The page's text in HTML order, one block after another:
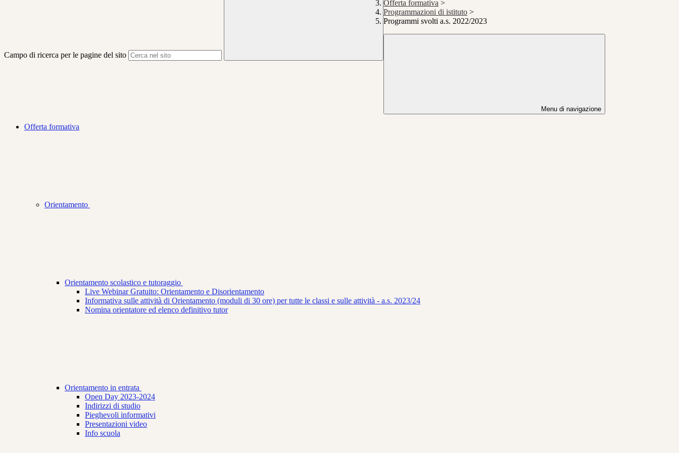
Campo di ricerca per le pagine del sito
Offerta formativa >
Programmazioni di istituto >
Programmi svolti a.s. 2022/2023
Menu di navigazione
Offerta formativa
Orientamento
Orientamento scolastico e tutoraggio
Live Webinar Gratuito: Orientamento e Disorientamento
Informativa sulle attività di Orientamento (moduli di 30 ore) per tutte le classi e sulle attività - a.s. 2023/24
Nomina orientatore ed elenco definitivo tutor
Orientamento in entrata
Open Day 2023-2024
Indirizzi di studio
Pieghevoli informativi
Presentazioni video
Info scuola